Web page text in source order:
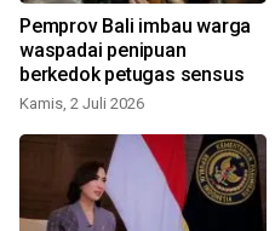
Pemprov Bali imbau warga
waspadai penipuan
berkedok petugas sensus
Kamis, 2 Juli 2026